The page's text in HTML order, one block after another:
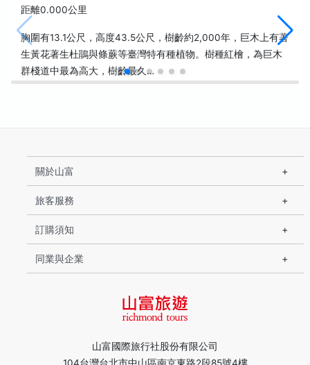
距離0.000公里
胸圍有13.1公尺，高度43.5公尺，樹齡約2,000年，巨木上有著
生黃花著生杜鵑與條蕨等臺灣特有種植物。樹種紅檜，為巨木
群棧道中最為高大，樹齡最久…
山富國際旅行社股份有限公司
關於山富
旅客服務
訂購須知
同業與企業